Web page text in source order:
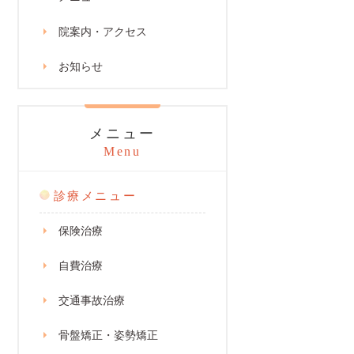
院案内・アクセス
お知らせ
メニュー
Menu
診療メニュー
保険治療
自費治療
交通事故治療
骨盤矯正・姿勢矯正